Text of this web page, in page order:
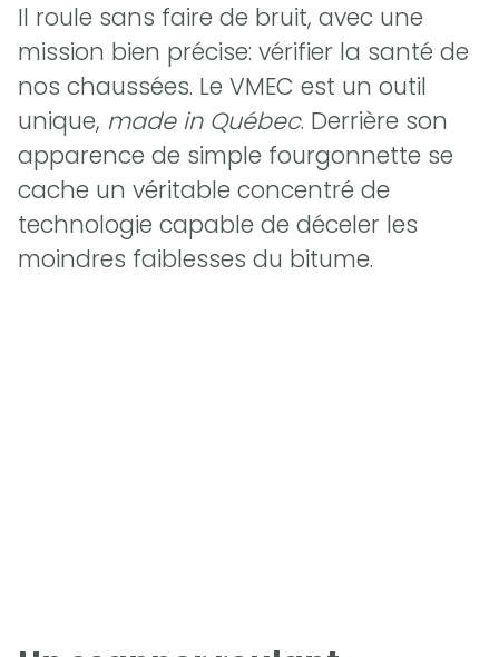
Il roule sans faire de bruit, avec une
mission bien précise: vérifier la santé de
nos chaussées. Le VMEC est un outil
unique, made in Québec. Derrière son
apparence de simple fourgonnette se
cache un véritable concentré de
technologie capable de déceler les
moindres faiblesses du bitume.